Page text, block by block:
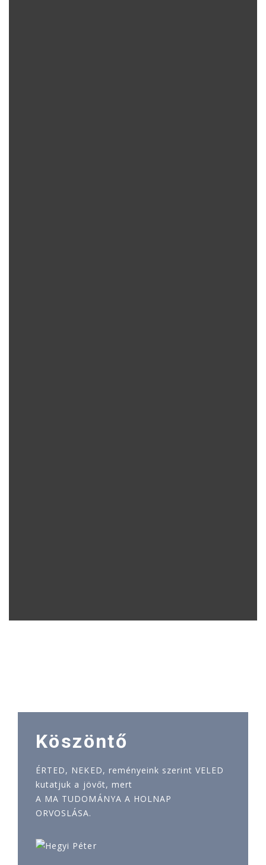
Köszöntő
ÉRTED, NEKED, reményeink szerint VELED
kutatjuk a jövőt, mert
A MA TUDOMÁNYA A HOLNAP
ORVOSLÁSA.